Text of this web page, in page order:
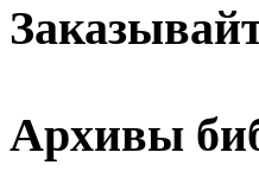
Архивы